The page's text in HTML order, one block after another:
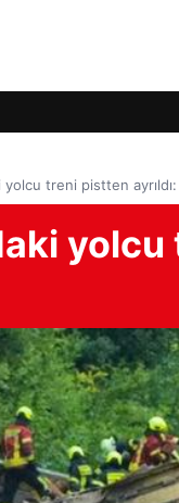
yolcu treni pistten
yolcu